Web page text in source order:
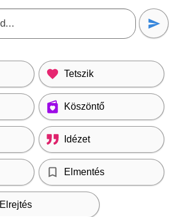
Tetszik
Köszöntő
Idézet
Elmentés
Elrejtés